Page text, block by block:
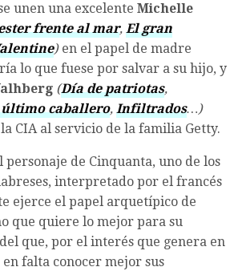
unen una excelente Michelle
frente al mar, El gran
) en el papel de madre
lo que fuese por salvar a su hijo, y
(Día de patriotas,
caballero, Infiltrados…)
CIA al servicio de la familia Getty.
personaje de Cinquanta, uno de los
interpretado por el francés
ejerce el papel arquetípico de
que quiere lo mejor para su
que, por el interés que genera en
falta conocer mejor sus